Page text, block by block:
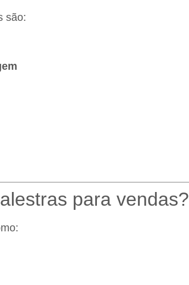
são:
para vendas?